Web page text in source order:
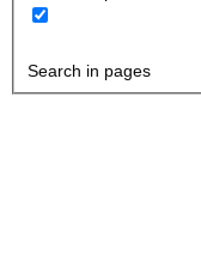
Search in pages